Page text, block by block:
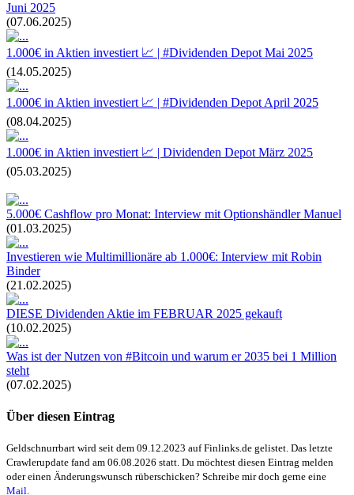
Juni 2025
(07.06.2025)
1.000€ in Aktien investiert 📈 | #Dividenden Depot Mai 2025
(14.05.2025)
1.000€ in Aktien investiert 📈 | #Dividenden Depot April 2025
(08.04.2025)
1.000€ in Aktien investiert 📈 | Dividenden Depot März 2025
(05.03.2025)
5.000€ Cashflow pro Monat: Interview mit Optionshändler Manuel
(01.03.2025)
Investieren wie Multimillionäre ab 1.000€: Interview mit Robin
Binder
(21.02.2025)
DIESE Dividenden Aktie im FEBRUAR 2025 gekauft
(10.02.2025)
Was ist der Nutzen von #Bitcoin und warum er 2035 bei 1 Million
steht
(07.02.2025)
Über diesen Eintrag
Geldschnurrbart wird seit dem 09.12.2023 auf Finlinks.de gelistet. Das letzte
Crawlerupdate fand am 06.08.2026 statt. Du möchtest diesen Eintrag melden
oder einen Änderungswunsch rüberschicken? Schreibe mir doch gerne eine
Mail